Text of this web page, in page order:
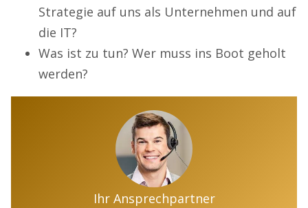
Strategie auf uns als Unternehmen und auf
die IT?
Was ist zu tun? Wer muss ins Boot geholt
werden?
Ihr Ansprechpartner